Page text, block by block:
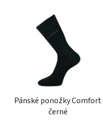
Pánské ponožky Comfort
černé